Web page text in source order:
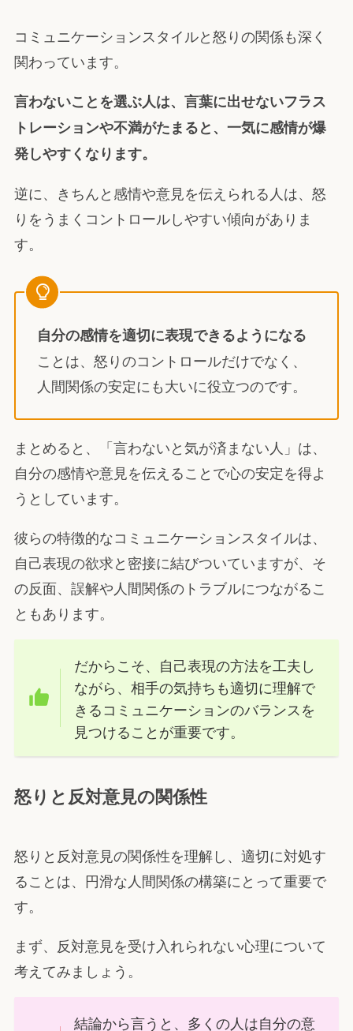
コミュニケーションスタイルと怒りの関係も深く
関わっています。
言わないことを選ぶ人は、言葉に出せないフラス
トレーションや不満がたまると、一気に感情が爆
発しやすくなります。
逆に、きちんと感情や意見を伝えられる人は、怒
りをうまくコントロールしやすい傾向がありま
す。
自分の感情を適切に表現できるようになる
ことは、怒りのコントロールだけでなく、
人間関係の安定にも大いに役立つのです。
まとめると、「言わないと気が済まない人」は、
自分の感情や意見を伝えることで心の安定を得よ
うとしています。
彼らの特徴的なコミュニケーションスタイルは、
自己表現の欲求と密接に結びついていますが、そ
の反面、誤解や人間関係のトラブルにつながるこ
ともあります。
だからこそ、自己表現の方法を工夫し
ながら、相手の気持ちも適切に理解で
きるコミュニケーションのバランスを
見つけることが重要です。
怒りと反対意見の関係性
怒りと反対意見の関係性を理解し、適切に対処す
ることは、円滑な人間関係の構築にとって重要で
す。
まず、反対意見を受け入れられない心理について
考えてみましょう。
結論から言うと、多くの人は自分の意